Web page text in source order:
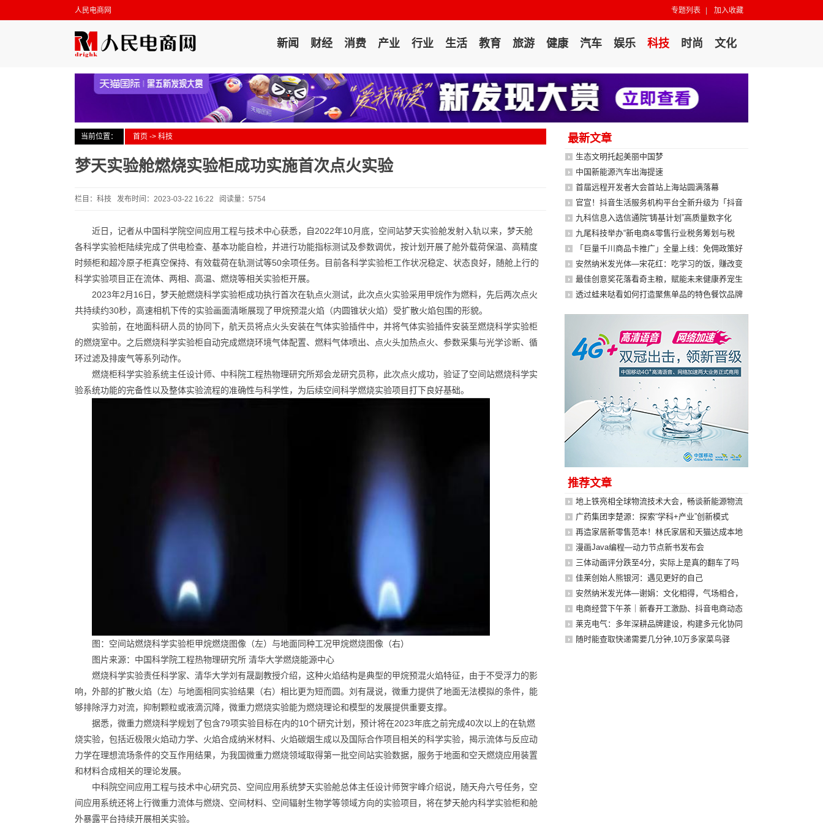
人民电商网 专题列表 加入收藏
新闻 财经 消费 产业 行业 生活 教育 旅游 健康 汽车 娱乐 科技 时尚 文化
当前位置： 首页 -> 科技
梦天实验舱燃烧实验柜成功实施首次点火实验
栏目：科技 发布时间：2023-03-22 16:22 阅读量：5754
近日，记者从中国科学院空间应用工程与技术中心获悉，自2022年10月底，空间站梦天实验舱发射入轨以来，梦天舱
各科学实验柜陆续完成了供电检查、基本功能自检，并进行功能指标测试及参数调优，按计划开展了舱外载荷保温、高精度
时频柜和超冷原子柜真空保持、有效载荷在轨测试等50余项任务。目前各科学实验柜工作状况稳定、状态良好，随舱上行的
科学实验项目正在流体、两相、高温、燃烧等相关实验柜开展。
2023年2月16日，梦天舱燃烧科学实验柜成功执行首次在轨点火测试，此次点火实验采用甲烷作为燃料，先后两次点火
共持续约30秒，高速相机下传的实验画面清晰展现了甲烷预混火焰（内圆锥状火焰）受扩散火焰包围的形貌。
实验前，在地面科研人员的协同下，航天员将点火头安装在气体实验插件中，并将气体实验插件安装至燃烧科学实验柜
的燃烧室中。之后燃烧科学实验柜自动完成燃烧环境气体配置、燃料气体喷出、点火头加热点火、参数采集与光学诊断、循
环过滤及排废气等系列动作。
燃烧柜科学实验系统主任设计师、中科院工程热物理研究所郑会龙研究员称，此次点火成功，验证了空间站燃烧科学实
验系统功能的完备性以及整体实验流程的准确性与科学性，为后续空间科学燃烧实验项目打下良好基础。
图：空间站燃烧科学实验柜甲烷燃烧图像（左）与地面同种工况甲烷燃烧图像（右）
图片来源：中国科学院工程热物理研究所 清华大学燃烧能源中心
燃烧科学实验责任科学家、清华大学刘有晟副教授介绍，这种火焰结构是典型的甲烷预混火焰特征，由于不受浮力的影
响，外部的扩散火焰（左）与地面相同实验结果（右）相比更为短而圆。刘有晟说，微重力提供了地面无法模拟的条件，能
够排除浮力对流，抑制颗粒或液滴沉降，微重力燃烧实验能为燃烧理论和模型的发展提供重要支撑。
据悉，微重力燃烧科学规划了包含79项实验目标在内的10个研究计划，预计将在2023年底之前完成40次以上的在轨燃
烧实验，包括近极限火焰动力学、火焰合成纳米材料、火焰碳烟生成以及国际合作项目相关的科学实验，揭示流体与反应动
力学在理想流场条件的交互作用结果，为我国微重力燃烧领域取得第一批空间站实验数据，服务于地面和空天燃烧应用装置
和材料合成相关的理论发展。
中科院空间应用工程与技术中心研究员、空间应用系统梦天实验舱总体主任设计师贺宇峰介绍说，随天舟六号任务，空
间应用系统还将上行微重力流体与燃烧、空间材料、空间辐射生物学等领域方向的实验项目，将在梦天舱内科学实验柜和舱
外暴露平台持续开展相关实验。
最新文章
生态文明托起美丽中国梦
中国新能源汽车出海提速
首届远程开发者大会首站上海站圆满落幕
官宣！抖音生活服务机构平台全新升级为「抖音
九科信息入选信通院“铸基计划”高质量数字化
九尾科技举办“新电商&零售行业税务筹划与税
「巨量千川商品卡推广」全量上线：免佣政策好
安然纳米发光体—宋花红：吃学习的饭，赚改变
最佳创意奖花落看奇主粮，赋能未来健康养宠生
透过蛙来哒看如何打造聚焦单品的特色餐饮品牌
推荐文章
地上铁亮相全球物流技术大会，畅谈新能源物流
广药集团李楚源：探索“学科+产业”创新模式
再造家居新零售范本！林氏家居和天猫达成本地
漫画Java编程—动力节点新书发布会
三体动画评分跌至4分，实际上是真的翻车了吗
佳莱创始人熊银河：遇见更好的自己
安然纳米发光体—谢娟：文化相得，气场相合，
电商经营下午茶｜新春开工激励、抖音电商动态
莱克电气：多年深耕品牌建设，构建多元化协同
随时能查取快递需要几分钟,10万多家菜鸟驿